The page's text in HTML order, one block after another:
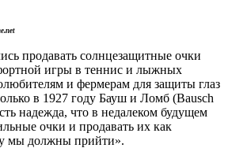
продавать солнцезащитные очки
игры в теннис и лыжных
и фермерам для защиты глаз
в 1927 году Бауш и Ломб (Bausch
надежда, что в недалеком будущем
очки и продавать их как
мы должны прийти».